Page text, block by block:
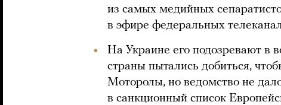
из самых медийных
в эфире федеральных
На Украине его подозревают в
страны пытались добиться,
Моторолы, но ведомство не
в санкционный список